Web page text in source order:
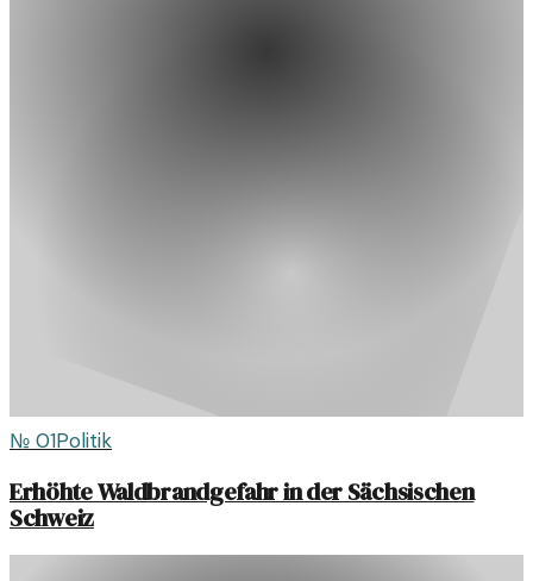
№ 01Politik
Erhöhte Waldbrandgefahr in der Sächsischen
Schweiz